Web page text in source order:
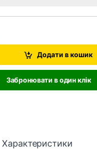
Додати в кошик
Забронювати в один клік
Характеристики